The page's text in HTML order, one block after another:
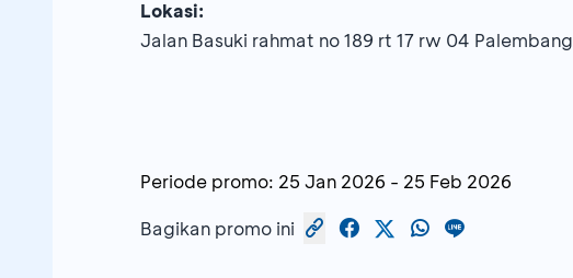
Lokasi:
Jalan Basuki rahmat no 189 rt 17 rw 04 Palembang
Periode promo: 25 Jan 2026 - 25 Feb 2026
Bagikan promo ini